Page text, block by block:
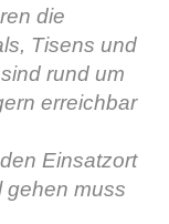
die
Tisens und
rund um
erreichbar
Einsatzort
gehen muss